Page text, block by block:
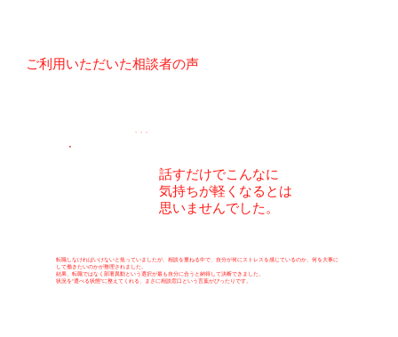
​ご利用いただいた相談者の声
・・・
話すだけでこんなに
気持ちが軽くなるとは
思いませんでした。
転職しなければいけないと焦っていましたが、相談を重ねる中で、自分が何にストレスを感じているのか、何を大事に
して働きたいのかが整理されました。
結果、転職ではなく部署異動という選択が最も自分に合うと納得して決断できました。
状況を“選べる状態”に整えてくれる、まさに相談窓口という言葉がぴったりです。